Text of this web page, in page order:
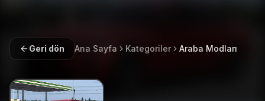
Geri dön Ana Sayfa Kategoriler Araba Modları